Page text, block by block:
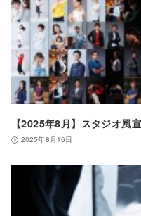
【2025年8月】スタジオ風
2025年8月16日